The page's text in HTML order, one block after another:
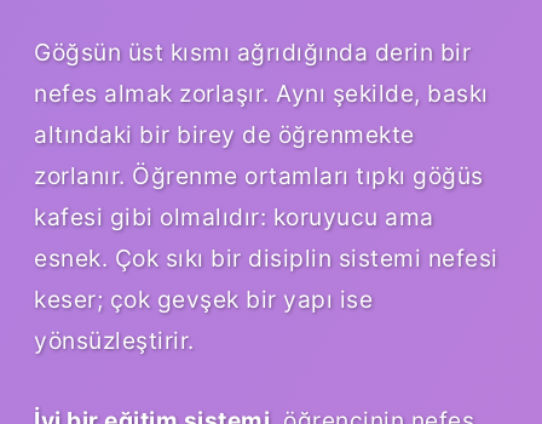
Göğsün üst kısmı ağrıdığında derin bir
nefes almak zorlaşır. Aynı şekilde, baskı
altındaki bir birey de öğrenmekte
zorlanır. Öğrenme ortamları tıpkı göğüs
kafesi gibi olmalıdır: koruyucu ama
esnek. Çok sıkı bir disiplin sistemi nefesi
keser; çok gevşek bir yapı ise
yönsüzleştirir.